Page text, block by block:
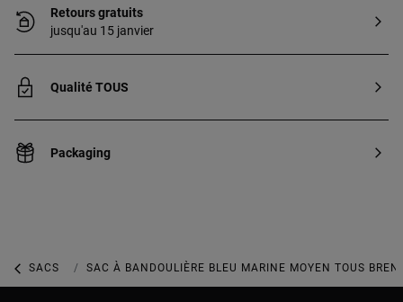
Retours gratuits
jusqu'au 15 janvier
Qualité TOUS
Packaging
SACS SACS À MAIN MOYENS
SAC À BANDOULIÈRE BLEU MARINE MOYEN TOUS